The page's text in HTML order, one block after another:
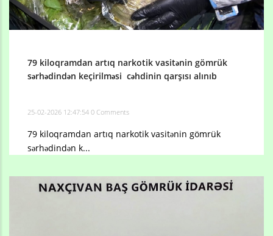
79 kiloqramdan artıq narkotik vasitənin gömrük
sərhədindən keçirilməsi cəhdinin qarşısı alınıb
25-02-2026 12:47:54 0 Comments
79 kiloqramdan artıq narkotik vasitənin gömrük
sərhədindən k...